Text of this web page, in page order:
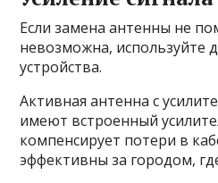
Если замена антенны не
невозможна, используйте
устройства.
Активная антенна с
имеют встроенный
компенсирует потери в
эффективны за городом,